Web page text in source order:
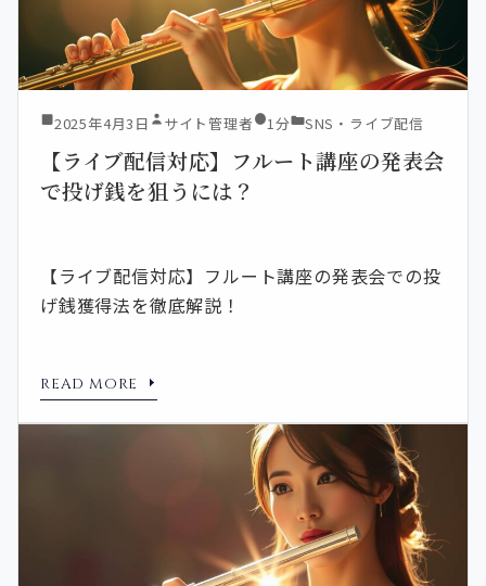
2025年4月3日 サイト管理者 1分 SNS・ライブ配信
【ライブ配信対応】フルート講座の発表会
で投げ銭を狙うには？
【ライブ配信対応】フルート講座の発表会での投
げ銭獲得法を徹底解説！
READ MORE